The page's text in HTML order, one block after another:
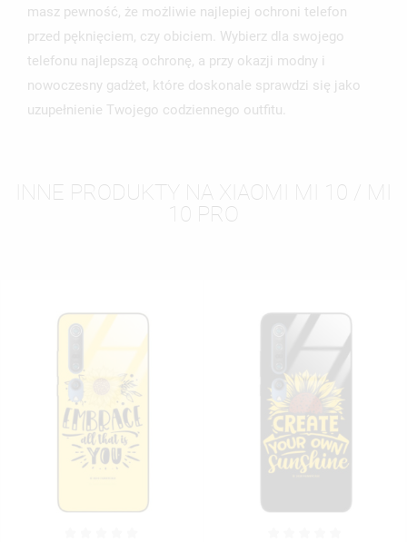
masz pewność, że możliwie najlepiej ochroni telefon
przed pęknięciem, czy obiciem. Wybierz dla swojego
telefonu najlepszą ochronę, a przy okazji modny i
nowoczesny gadżet, które doskonale sprawdzi się jako
uzupełnienie Twojego codziennego outfitu.
INNE PRODUKTY NA XIAOMI MI 10 / MI
10 PRO